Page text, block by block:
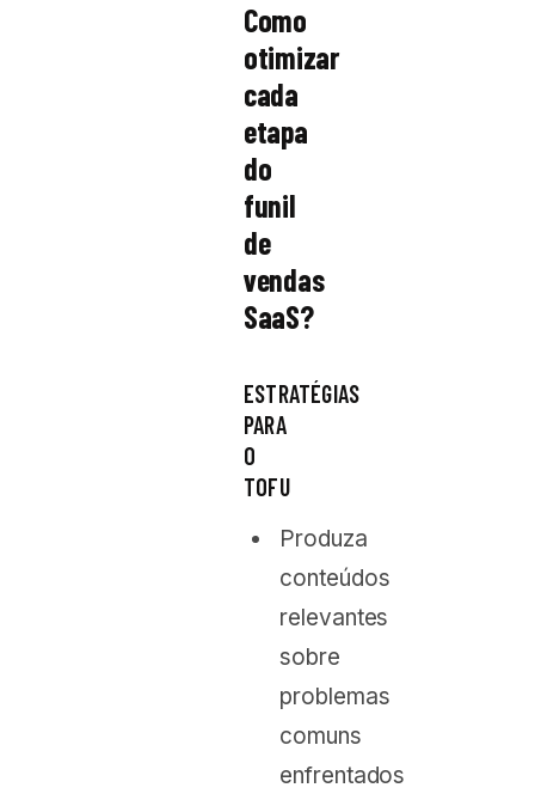
Como
otimizar
cada
etapa
do
funil
de
vendas
SaaS?
ESTRATÉGIAS
PARA
O
TOFU
Produza
conteúdos
relevantes
sobre
problemas
comuns
enfrentados